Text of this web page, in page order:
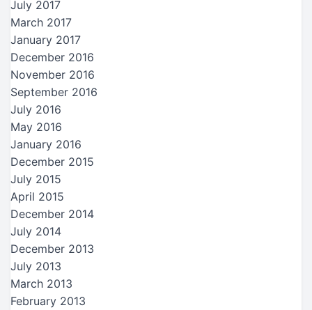
July 2017
March 2017
January 2017
December 2016
November 2016
September 2016
July 2016
May 2016
January 2016
December 2015
July 2015
April 2015
December 2014
July 2014
December 2013
July 2013
March 2013
February 2013